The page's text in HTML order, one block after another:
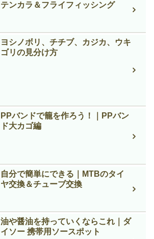
テンカラ＆フライフィッシング
ヨシノボリ、チチブ、カジカ、ウキ
ゴリの見分け方
PPバンドで籠を作ろう！｜PPバン
ド大カゴ編
自分で簡単にできる｜MTBのタイ
ヤ交換＆チューブ交換
油や醤油を持っていくならこれ｜ダ
イソー 携帯用ソースポット